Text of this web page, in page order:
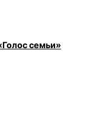
семьи»